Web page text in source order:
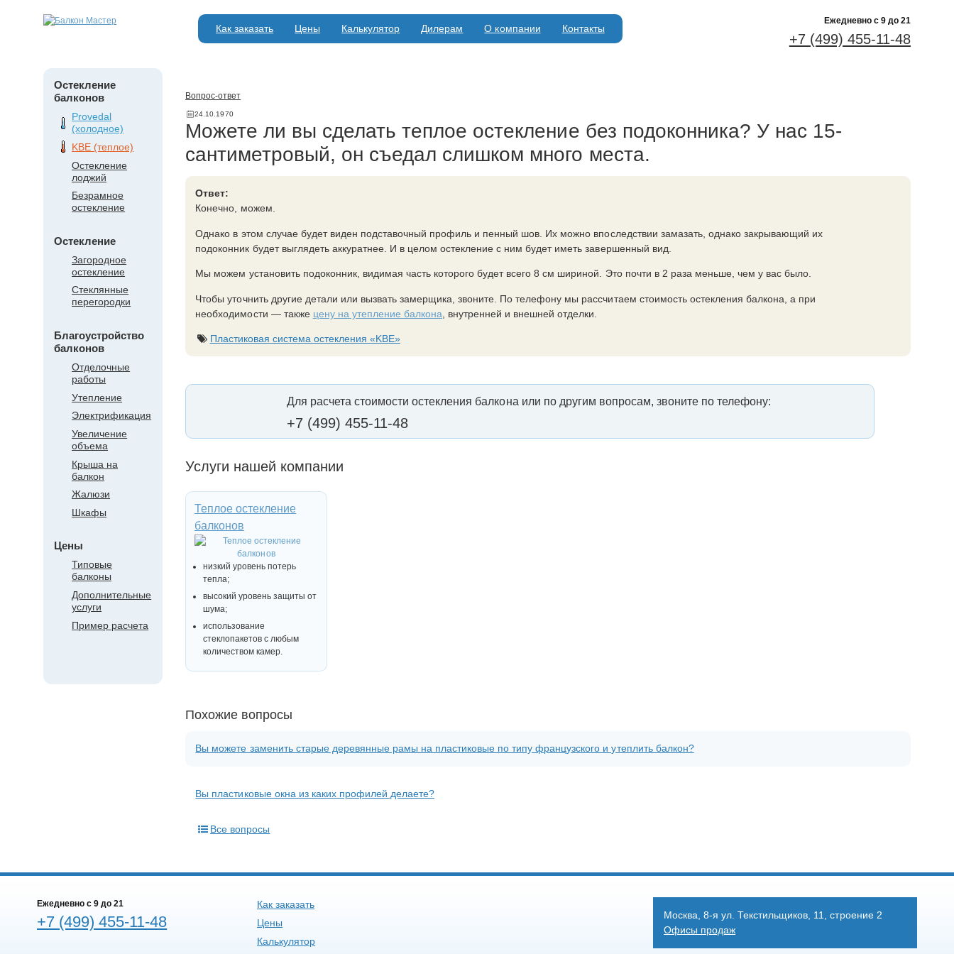
Как заказать Цены Калькулятор Дилерам О компании Контакты
Ежедневно c 9 до 21
+7 (499) 455-11-48
Остекление
балконов
Provedal
(холодное)
KBE (теплое)
Остекление
лоджий
Безрамное
остекление
Остекление
Загородное
остекление
Стеклянные
перегородки
Благоустройство
балконов
Отделочные
работы
Утепление
Электрификация
Увеличение
объема
Крыша на
балкон
Жалюзи
Шкафы
Цены
Типовые
балконы
Дополнительные
услуги
Пример расчета
Вопрос-ответ
24.10.1970
Можете ли вы сделать теплое остекление без подоконника? У нас 15-
сантиметровый, он съедал слишком много места.
Ответ:
Конечно, можем.
Однако в этом случае будет виден подставочный профиль и пенный шов. Их можно впоследствии замазать, однако закрывающий их
подоконник будет выглядеть аккуратнее. И в целом остекление с ним будет иметь завершенный вид.
Мы можем установить подоконник, видимая часть которого будет всего 8 см шириной. Это почти в 2 раза меньше, чем у вас было.
Чтобы уточнить другие детали или вызвать замерщика, звоните. По телефону мы рассчитаем стоимость остекления балкона, а при
необходимости — также цену на утепление балкона , внутренней и внешней отделки.
Пластиковая система остекления «KBE»
Для расчета стоимости остекления балкона или по другим вопросам, звоните по телефону:
+7 (499) 455-11-48
Услуги нашей компании
Теплое остекление
балконов
низкий уровень потерь
тепла;
высокий уровень защиты от
шума;
использование
стеклопакетов с любым
количеством камер.
Похожие вопросы
Вы можете заменить старые деревянные рамы на пластиковые по типу французского и утеплить балкон?
Вы пластиковые окна из каких профилей делаете?
Все вопросы
Ежедневно c 9 до 21
+7 (499) 455-11-48
Как заказать
Цены
Калькулятор
Москва, 8-я ул. Текстильщиков, 11, строение 2
Офисы продаж